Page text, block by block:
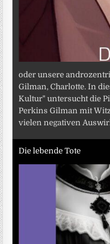
oder unsere
Gilman, Charlotte. In
Kultur" untersucht die
Perkins Gilman mit
vielen negativen
Die lebende Tote